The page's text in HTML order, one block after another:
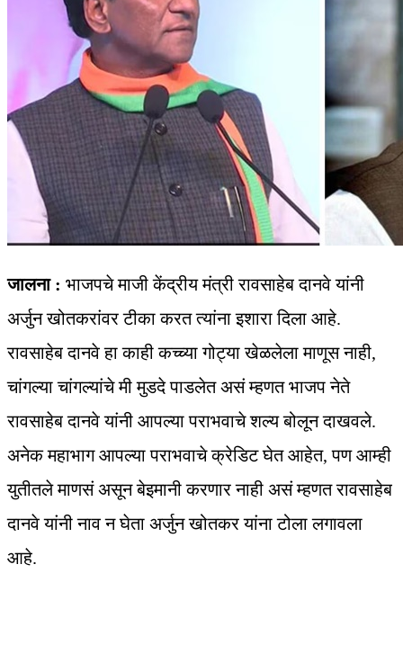
जालना : भाजपचे माजी केंद्रीय मंत्री रावसाहेब दानवे यांनी
अर्जुन खोतकरांवर टीका करत त्यांना इशारा दिला आहे.
रावसाहेब दानवे हा काही कच्च्या गोट्या खेळलेला माणूस नाही,
चांगल्या चांगल्यांचे मी मुडदे पाडलेत असं म्हणत भाजप नेते
रावसाहेब दानवे यांनी आपल्या पराभवाचे शल्य बोलून दाखवले.
अनेक महाभाग आपल्या पराभवाचे क्रेडिट घेत आहेत, पण आम्ही
युतीतले माणसं असून बेइमानी करणार नाही असं म्हणत रावसाहेब
दानवे यांनी नाव न घेता अर्जुन खोतकर यांना टोला लगावला
आहे.